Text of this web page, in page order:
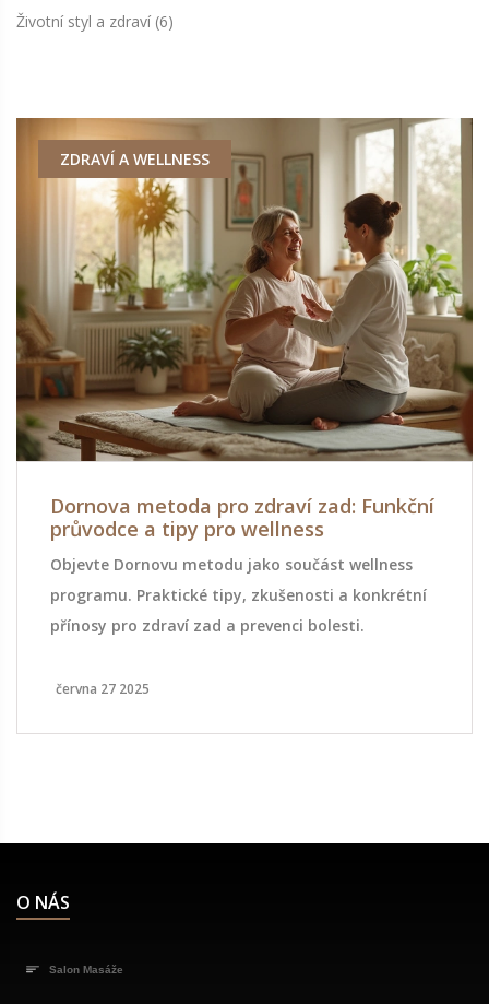
Životní styl a zdraví (6)
ZDRAVÍ A WELLNESS
Dornova metoda pro zdraví zad: Funkční
průvodce a tipy pro wellness
Objevte Dornovu metodu jako součást wellness
programu. Praktické tipy, zkušenosti a konkrétní
přínosy pro zdraví zad a prevenci bolesti.
června 27 2025
O NÁS